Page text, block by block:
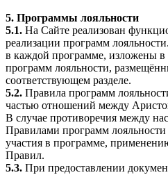
5. Программы лояльности
5.1. На Сайте реализован
реализации программ
в каждой программе, изложены
программ лояльности,
соответствующем разделе.
5.2. Правила программ
частью отношений между
В случае противоречия между
Правилами программ
участия в программе,
Правил.
5.3. При предоставлении